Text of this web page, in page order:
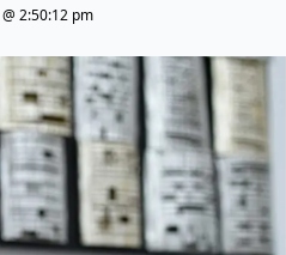
2:50:12 pm